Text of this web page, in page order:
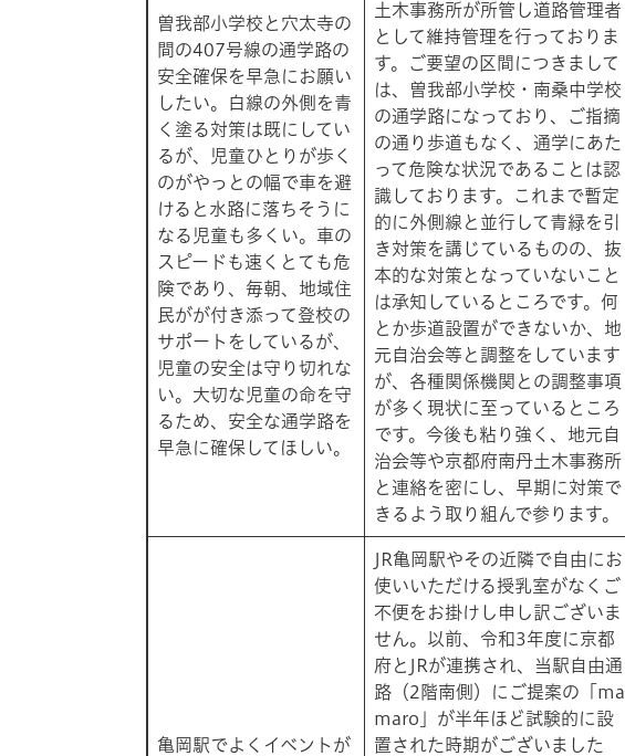
曽我部小学校と穴太寺の
間の407号線の通学路の
安全確保を早急にお願い
したい。白線の外側を青
く塗る対策は既にしてい
るが、児童ひとりが歩く
のがやっとの幅で車を避
けると水路に落ちそうに
なる児童も多くい。車の
スピードも速くとても危
険であり、毎朝、地域住
民がが付き添って登校の
サポートをしているが、
児童の安全は守り切れな
い。大切な児童の命を守
るため、安全な通学路を
早急に確保してほしい。
土木事務所が所管し道路管理者
として維持管理を行っておりま
す。ご要望の区間につきまして
は、曽我部小学校・南桑中学校
の通学路になっており、ご指摘
の通り歩道もなく、通学にあた
って危険な状況であることは認
識しております。これまで暫定
的に外側線と並行して青緑を引
き対策を講じているものの、抜
本的な対策となっていないこと
は承知しているところです。何
とか歩道設置ができないか、地
元自治会等と調整をしています
が、各種関係機関との調整事項
が多く現状に至っているところ
です。今後も粘り強く、地元自
治会等や京都府南丹土木事務所
と連絡を密にし、早期に対策で
きるよう取り組んで参ります。
亀岡駅でよくイベントが
​JR亀岡駅やその近隣で自由にお
使いいただける授乳室がなくご
不便をお掛けし申し訳ございま
せん。以前、令和3年度に京都
府とJRが連携され、当駅自由通
路（2階南側）にご提案の「ma
maro」が半年ほど試験的に設
置された時期がございました